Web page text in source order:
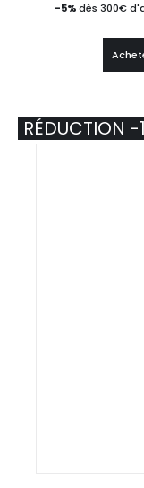
-5%dès 300€
RÉDUCTION -